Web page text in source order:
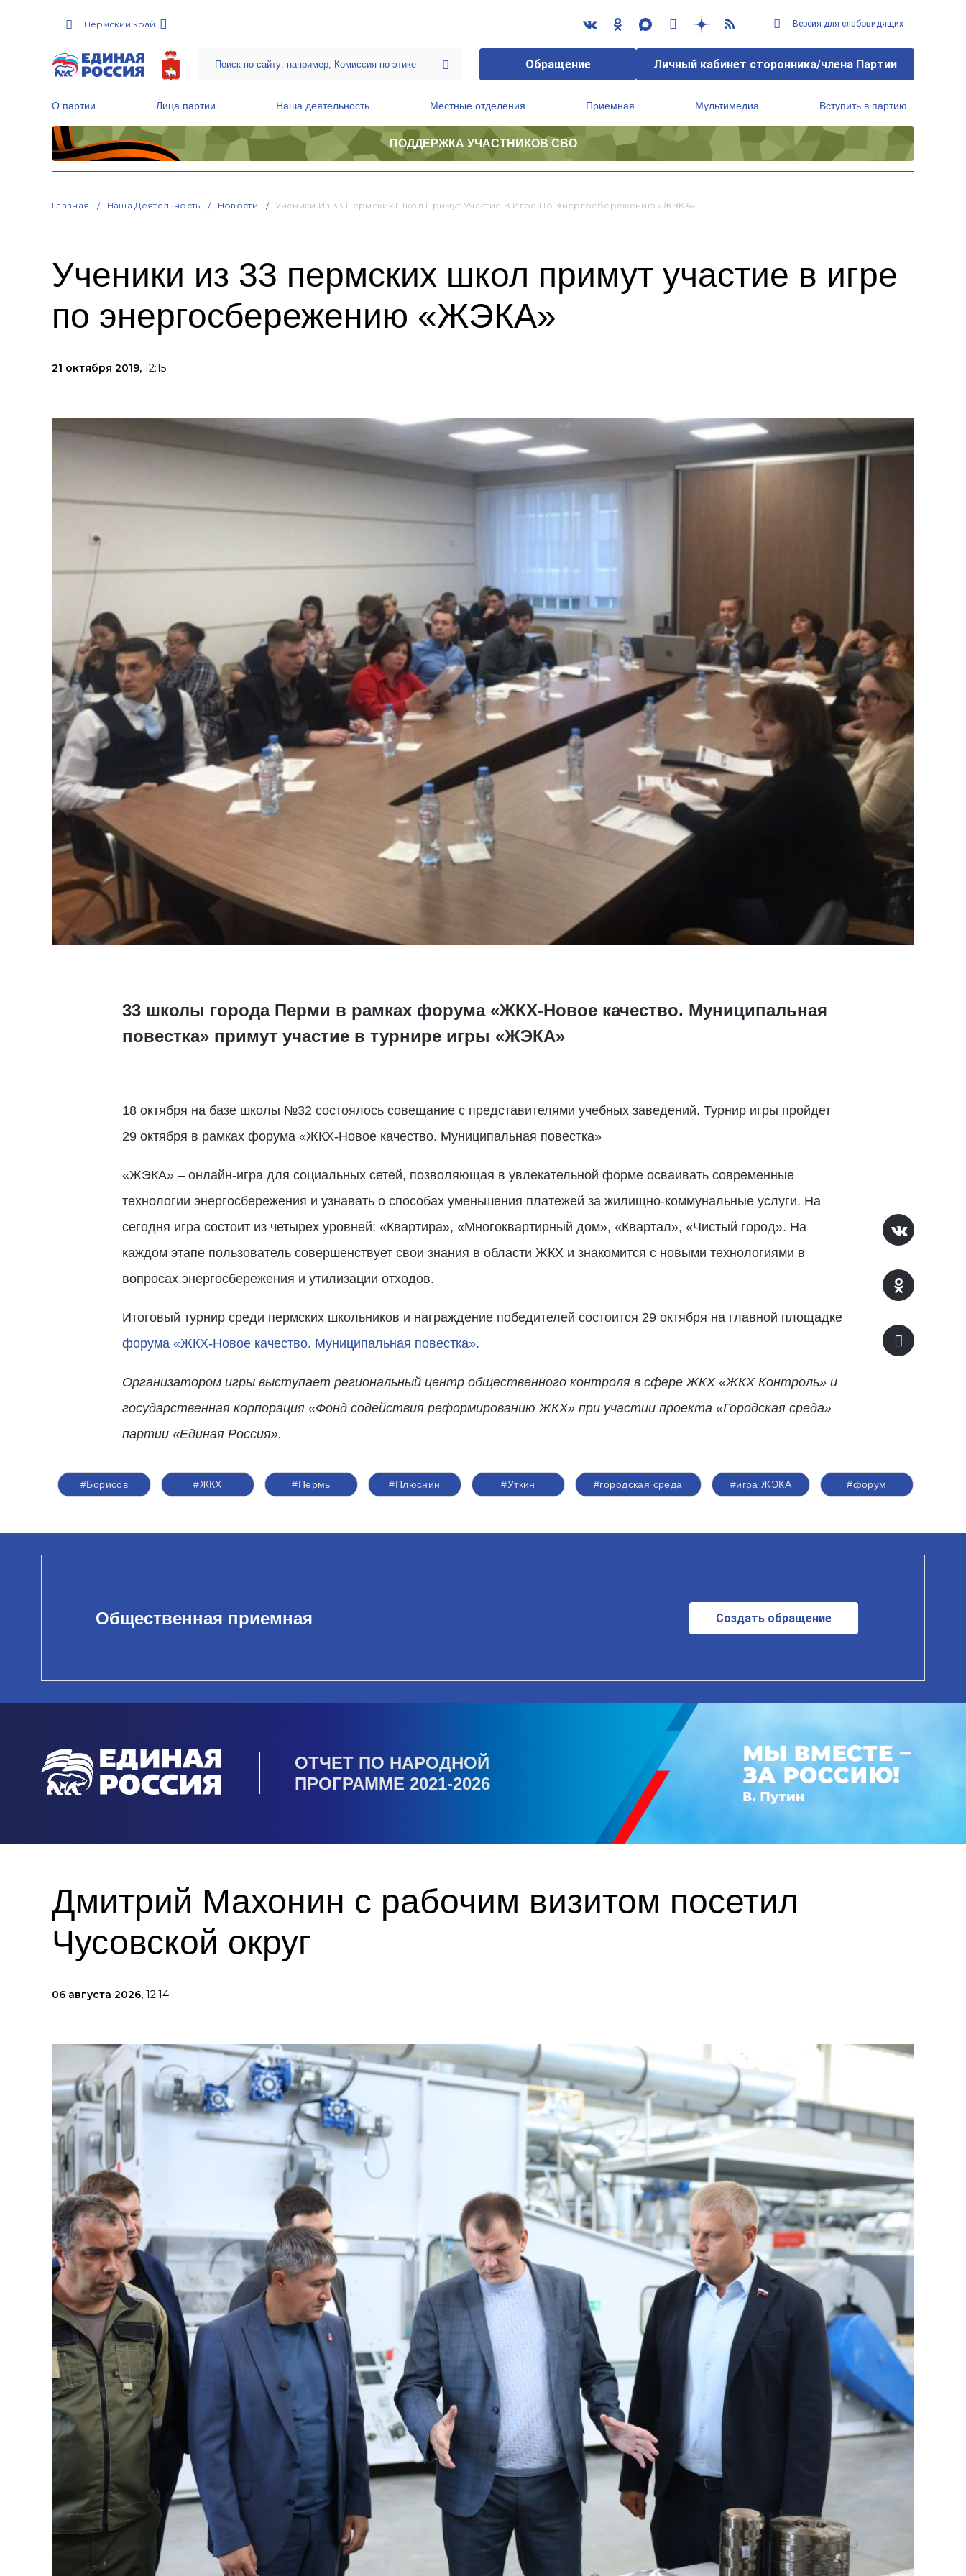
Пермский край Версия для слабовидящих
Обращение Личный кабинет сторонника/члена Партии
О партии Лица партии Наша деятельность Местные отделения Приемная Мультимедиа Вступить в партию
ПОДДЕРЖКА УЧАСТНИКОВ СВО
Главная Наша Деятельность Новости Ученики Из 33 Пермских Школ Примут Участие В Игре По Энергосбережению «ЖЭКА»
Ученики из 33 пермских школ примут участие в игре
по энергосбережению «ЖЭКА»
21 октября 2019, 12:15
33 школы города Перми в рамках форума «ЖКХ-Новое качество. Муниципальная
повестка» примут участие в турнире игры «ЖЭКА»
18 октября на базе школы №32 состоялось совещание с представителями учебных заведений. Турнир игры пройдет
29 октября в рамках форума «ЖКХ-Новое качество. Муниципальная повестка»
«ЖЭКА» – онлайн-игра для социальных сетей, позволяющая в увлекательной форме осваивать современные
технологии энергосбережения и узнавать о способах уменьшения платежей за жилищно-коммунальные услуги. На
сегодня игра состоит из четырех уровней: «Квартира», «Многоквартирный дом», «Квартал», «Чистый город». На
каждом этапе пользователь совершенствует свои знания в области ЖКХ и знакомится с новыми технологиями в
вопросах энергосбережения и утилизации отходов.
Итоговый турнир среди пермских школьников и награждение победителей состоится 29 октября на главной площадке
форума «ЖКХ-Новое качество. Муниципальная повестка».
Организатором игры выступает региональный центр общественного контроля в сфере ЖКХ «ЖКХ Контроль» и
государственная корпорация «Фонд содействия реформированию ЖКХ» при участии проекта «Городская среда»
партии «Единая Россия».
#Борисов #ЖКХ #Пермь #Плюснин #Уткин #городская среда #игра ЖЭКА #форум
Общественная приемная Создать обращение
ОТЧЕТ ПО НАРОДНОЙ
ПРОГРАММЕ 2021-2026
Дмитрий Махонин с рабочим визитом посетил
Чусовской округ
06 августа 2026, 12:14